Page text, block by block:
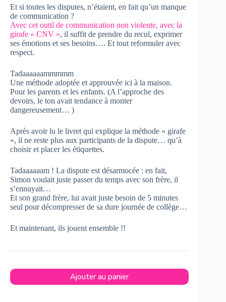
Et si toutes les disputes, n’étaient, en fait qu’un manque
de communication ?
Avec cet outil de communication non violente, avec la
girafe « CNV », il suffit de prendre du recul, exprimer
ses émotions et ses besoins…. Et tout reformuler avec
respect.
Tadaaaaaammmmm
Une méthode adoptée et approuvée ici à la maison.
Pour les parents et les enfants. (A l’approche des
devoirs, le ton avait tendance à monter
dangereusement… )
Après avoir lu le livret qui explique la méthode « girafe
», il ne reste plus aux participants de la dispute… qu’à
choisir et placer les étiquettes.
Tadaaaaaam ! La dispute est désarmocée : en fait,
Simon voulait juste passer du temps avec son frère, il
s’ennuyait…
Et son grand frère, lui avait juste besoin de 5 minutes
seul pour décompresser de sa dure journée de collège…
Et maintenant, ils jouent ensemble !!
Ajouter au panier